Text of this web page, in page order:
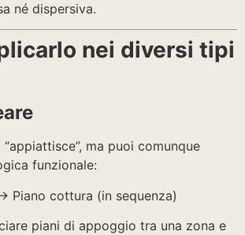
né dispersiva.
nei diversi tipi
ma puoi comunque
funzionale:
Piano cottura (in sequenza)
piani di appoggio tra una zona e